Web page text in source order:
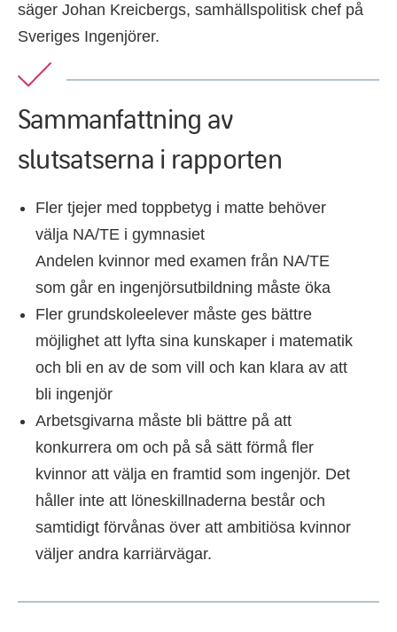
säger Johan Kreicbergs, samhällspolitisk chef på
Sveriges Ingenjörer.
Sammanfattning av
slutsatserna i rapporten
Fler tjejer med toppbetyg i matte behöver
välja NA/TE i gymnasiet
Andelen kvinnor med examen från NA/TE
som går en ingenjörsutbildning måste öka
Fler grundskoleelever måste ges bättre
möjlighet att lyfta sina kunskaper i matematik
och bli en av de som vill och kan klara av att
bli ingenjör
Arbetsgivarna måste bli bättre på att
konkurrera om och på så sätt förmå fler
kvinnor att välja en framtid som ingenjör. Det
håller inte att löneskillnaderna består och
samtidigt förvånas över att ambitiösa kvinnor
väljer andra karriärvägar.